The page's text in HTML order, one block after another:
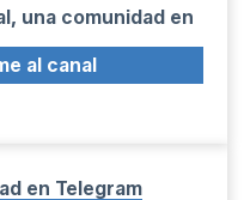
una comunidad en
al canal
en Telegram